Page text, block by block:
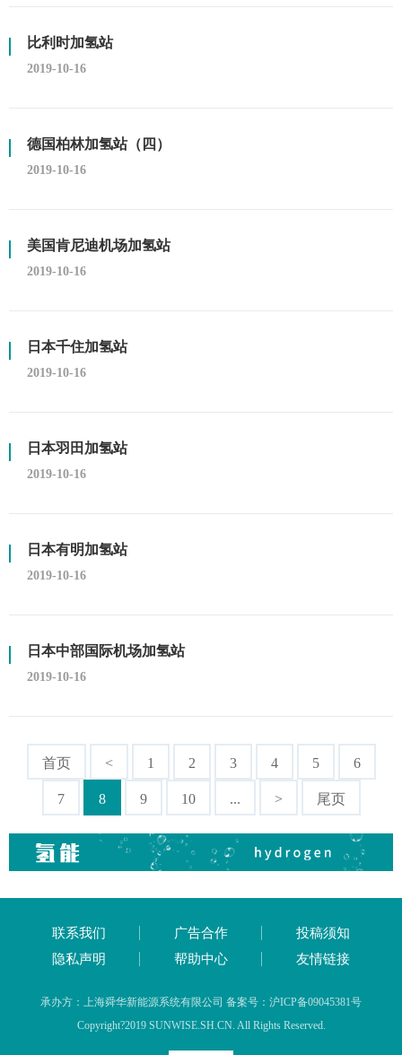
比利时加氢站
2019-10-16
德国柏林加氢站（四）
2019-10-16
美国肯尼迪机场加氢站
2019-10-16
日本千住加氢站
2019-10-16
日本羽田加氢站
2019-10-16
日本有明加氢站
2019-10-16
日本中部国际机场加氢站
2019-10-16
首页 < 1 2 3 4 5 6
7 8 9 10 ... > 尾页
联系我们 广告合作
投稿须知
隐私声明
帮助中心 友情链接
承办方：上海舜华新能源系统有限公司 备案号：沪ICP备09045381号
Copyright?2019 SUNWISE.SH.CN. All Rights Reserved.